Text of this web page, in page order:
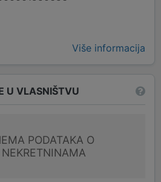
Više informacija
U VLASNIŠTVU
PODATAKA O
NEKRETNINAMA